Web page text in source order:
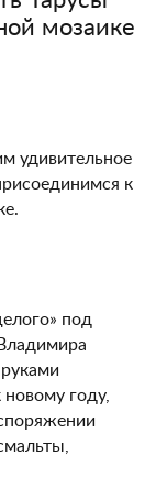
мозаике
удивительное
к
под
году,